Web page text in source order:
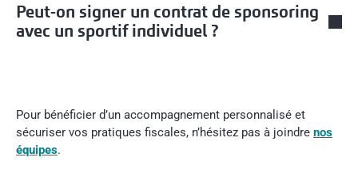
Peut-on signer un contrat de sponsoring
avec un sportif individuel ?
Pour bénéficier d’un accompagnement personnalisé et
sécuriser vos pratiques fiscales, n’hésitez pas à joindre nos
équipes.